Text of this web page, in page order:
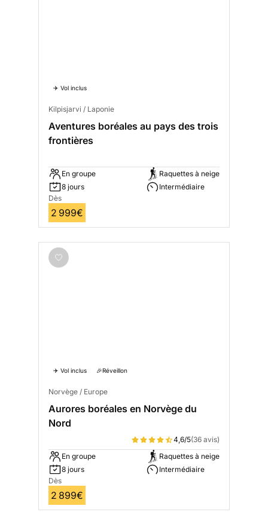
✈️ Vol inclus
Kilpisjarvi / Laponie
Aventures boréales au pays des trois
frontières
En groupe
8 jours
Raquettes à neige
Intermédiaire
Dès
2 999€
✈️ Vol inclus 🎉Réveillon
Norvège / Europe
Aurores boréales en Norvège du
Nord
4,6/5(36 avis)
En groupe
8 jours
Raquettes à neige
Intermédiaire
Dès
2 899€